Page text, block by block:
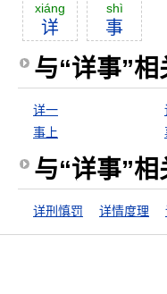
xiáng
详
shì
事
与“详事”
详一
事上
与“详事”
详刑慎罚 详情度理